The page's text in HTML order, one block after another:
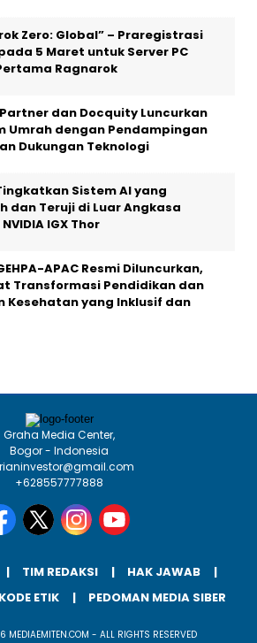
Zero: Global” – Praregistrasi
5 Maret untuk Server PC
Ragnarok
dan Docquity Luncurkan
Umrah dengan Pendampingan
Dukungan Teknologi
Sistem AI yang
dan Teruji di Luar Angkasa
IGX Thor
APAC Resmi Diluncurkan,
Transformasi Pendidikan dan
Kesehatan yang Inklusif dan
Graha Media Center,
Bogor - Indonesia
+628557777888
TIM REDAKSI
HAK JAWAB
KODE ETIK PEDOMAN MEDIA SIBER
MEDIAEMITEN.COM - ALL RIGHTS RESERVED